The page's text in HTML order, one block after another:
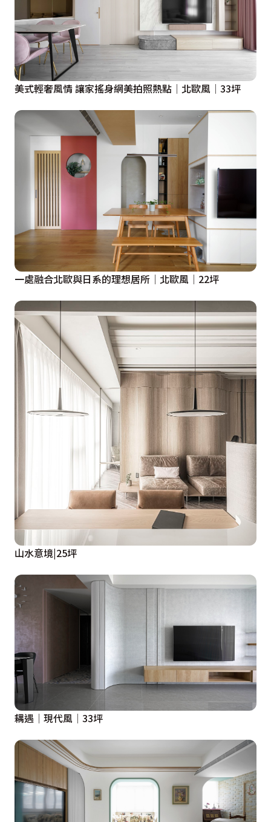
美式輕奢風情 讓家搖身網美拍照熱點│北歐風│33坪
一處融合北歐與日系的理想居所│北歐風│22坪
山水意境|25坪
耦遇│現代風│33坪